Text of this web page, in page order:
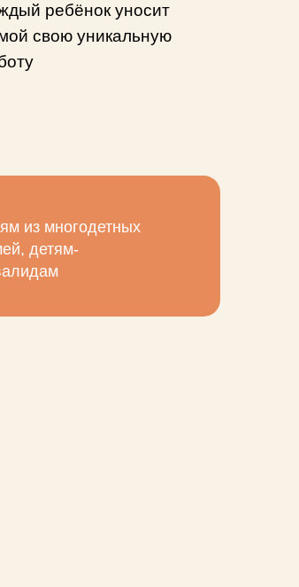
ребёнок уносит
свою уникальную
из многодетных
детям-